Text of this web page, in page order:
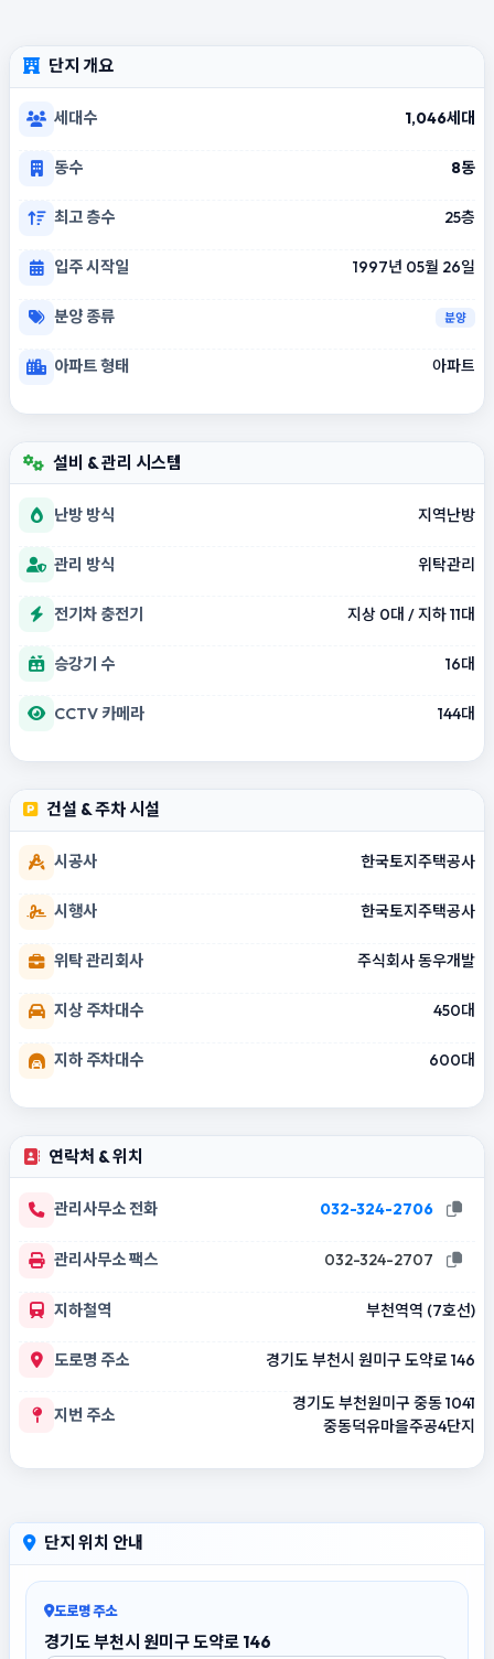
단지 개요
세대수 1,046세대
동수 8동
최고 층수 25층
입주 시작일 1997년 05월 26일
분양 종류 분양
아파트 형태 아파트
설비 & 관리 시스템
난방 방식 지역난방
관리 방식 위탁관리
전기차 충전기 지상 0대 / 지하 11대
승강기 수 16대
CCTV 카메라 144대
건설 & 주차 시설
시공사 한국토지주택공사
시행사 한국토지주택공사
위탁 관리회사 주식회사 동우개발
지상 주차대수 450대
지하 주차대수 600대
연락처 & 위치
관리사무소 전화 032-324-2706
관리사무소 팩스 032-324-2707
지하철역 부천역역 (7호선)
도로명 주소 경기도 부천시 원미구 도약로 146
지번 주소
경기도 부천원미구 중동 1041
중동덕유마을주공4단지
단지 위치 안내
도로명 주소
경기도 부천시 원미구 도약로 146